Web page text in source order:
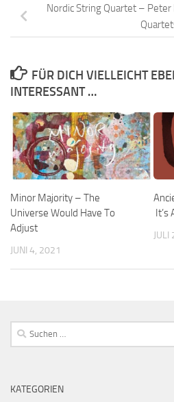
Nordic String Quartet –
FÜR DICH VIELLEICHT
INTERESSANT …
Minor Majority – The
Universe Would Have To
Adjust
JUNI 4, 2021
It’s
JULI
Suchen
nach:
KATEGORIEN